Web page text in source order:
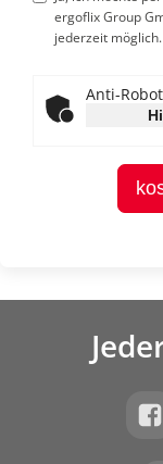
ergoflix Group
jederzeit möglich.
Anti-